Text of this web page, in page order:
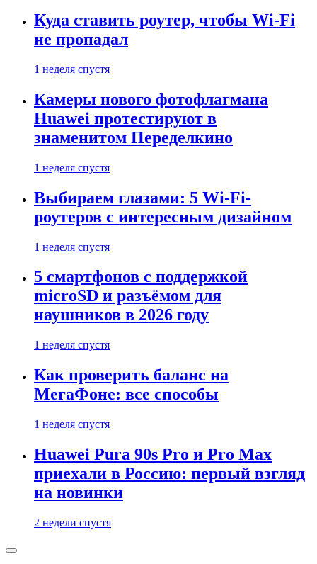
Куда ставить роутер, чтобы Wi-Fi
не пропадал
1 неделя спустя
Камеры нового фотофлагмана
Huawei протестируют в
знаменитом Переделкино
1 неделя спустя
Выбираем глазами: 5 Wi-Fi-
роутеров с интересным дизайном
1 неделя спустя
5 смартфонов с поддержкой
microSD и разъёмом для
наушников в 2026 году
1 неделя спустя
Как проверить баланс на
МегаФоне: все способы
1 неделя спустя
Huawei Pura 90s Pro и Pro Max
приехали в Россию: первый взгляд
на новинки
2 недели спустя